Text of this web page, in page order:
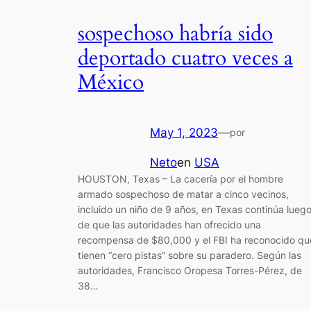
sospechoso habría sido
deportado cuatro veces a
México
May 1, 2023—por
Netoen USA
HOUSTON, Texas – La cacería por el hombre
armado sospechoso de matar a cinco vecinos,
incluido un niño de 9 años, en Texas continúa luego
de que las autoridades han ofrecido una
recompensa de $80,000 y el FBI ha reconocido
tienen “cero pistas” sobre su paradero. Según las
autoridades, Francisco Oropesa Torres-Pérez, de
38…